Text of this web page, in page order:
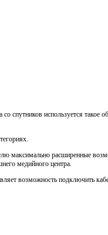
спутников используется такое
максимально расширенные
медийного центра.
возможность подключить